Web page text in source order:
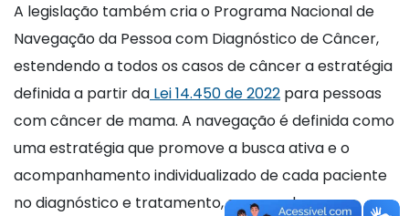
A legislação também cria o Programa Nacional de
Navegação da Pessoa com Diagnóstico de Câncer,
estendendo a todos os casos de câncer a estratégia
definida a partir da Lei 14.450 de 2022 para pessoas
com câncer de mama. A navegação é definida como
uma estratégia que promove a busca ativa e o
acompanhamento individualizado de cada paciente
no diagnóstico e tratamento, superando